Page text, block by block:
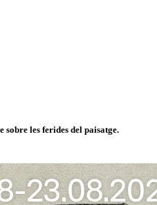
les ferides del paisatge.